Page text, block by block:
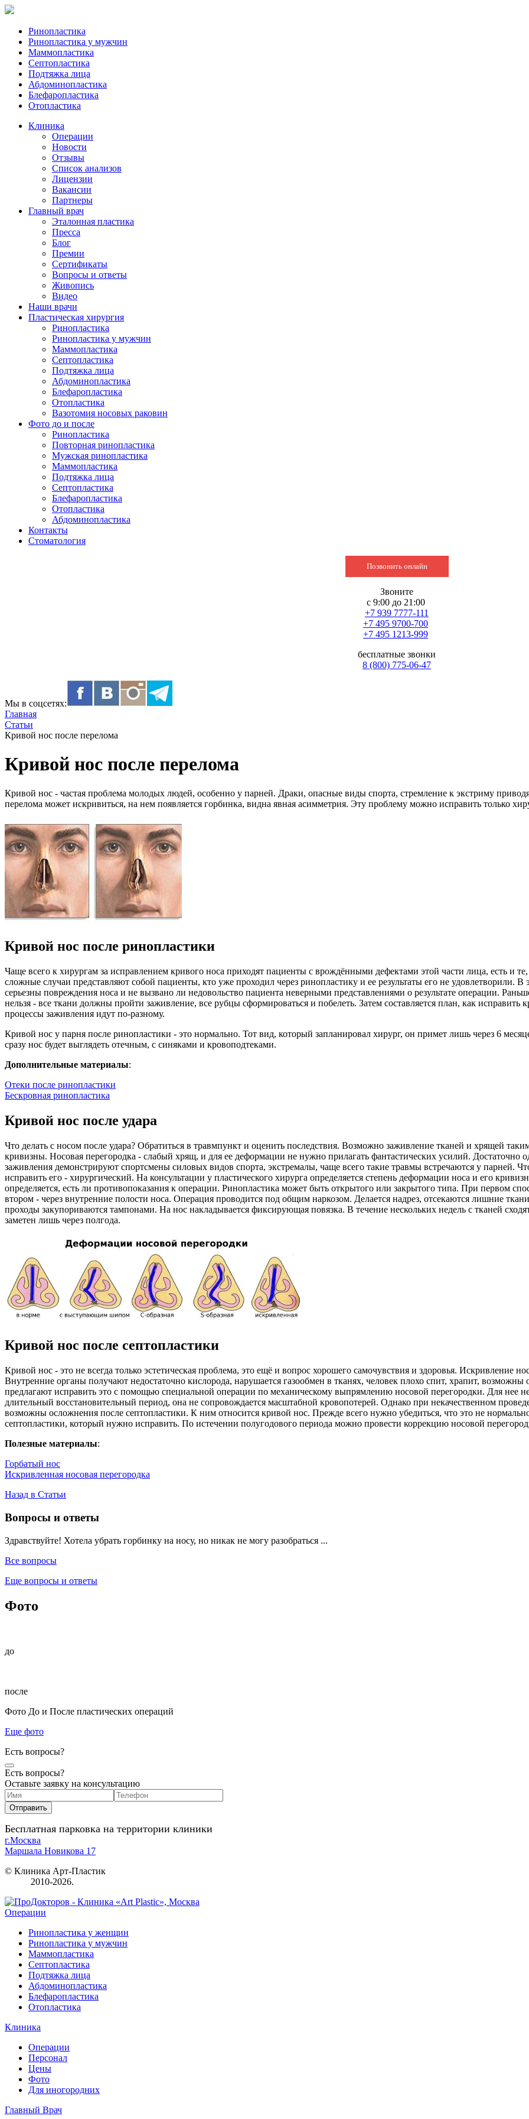
Ринопластика
Ринопластика у мужчин
Маммопластика
Септопластика
Подтяжка лица
Абдоминопластика
Блефаропластика
Отопластика
Клиника
Операции
Новости
Отзывы
Список анализов
Лицензии
Вакансии
Партнеры
Главный врач
Эталонная пластика
Пресса
Блог
Премии
Сертификаты
Вопросы и ответы
Живопись
Видео
Наши врачи
Пластическая хирургия
Ринопластика
Ринопластика у мужчин
Маммопластика
Септопластика
Подтяжка лица
Абдоминопластика
Блефаропластика
Отопластика
Вазотомия носовых раковин
Фото до и после
Ринопластика
Повторная ринопластика
Мужская ринопластика
Маммопластика
Подтяжка лица
Септопластика
Блефаропластика
Отопластика
Абдоминопластика
Контакты
Стоматология
Позвонить онлайн
Звоните
с 9:00 до 21:00
+7 939 7777-111
+7 495 9700-700
+7 495 1213-999
бесплатные звонки
8 (800) 775-06-47
Мы в соцсетях:
Главная
Статьи
Кривой нос после перелома
Кривой нос после перелома
Кривой нос - частая проблема молодых людей, особенно у парней. Драки, опасные виды спорта, стремление к экстриму
перелома может искривиться, на нем появляется горбинка, видна явная асимметрия. Эту проблему можно исправить только
Кривой нос после ринопластики
Чаще всего к хирургам за исправлением кривого носа приходят пациенты с врождёнными дефектами этой части лица, есть и те,
сложные случаи представляют собой пациенты, кто уже проходил через ринопластику и ее результаты его не удовлетворили. В
серьезны повреждения носа и не вызвано ли недовольство пациента неверными представлениями о результате операции.
нельзя - все ткани должны пройти заживление, все рубцы сформироваться и побелеть. Затем составляется план, как
процессы заживления идут по-разному.
Кривой нос у парня после ринопластики - это нормально. Тот вид, который запланировал хирург, он примет лишь через 6
сразу нос будет выглядеть отечным, с синяками и кровоподтеками.
Дополнительные материалы:
Отеки после ринопластики
Бескровная ринопластика
Кривой нос после удара
Что делать с носом после удара? Обратиться в травмпункт и оценить последствия. Возможно заживление тканей и хрящей
кривизны. Носовая перегородка - слабый хрящ, и для ее деформации не нужно прилагать фантастических усилий. Достаточно
заживления демонстрируют спортсмены силовых видов спорта, экстремалы, чаще всего такие травмы встречаются у парней.
исправить его - хирургический. На консультации у пластического хирурга определяется степень деформации носа и его
определяется, есть ли противопоказания к операции. Ринопластика может быть открытого или закрытого типа. При первом
втором - через внутренние полости носа. Операция проводится под общим наркозом. Делается надрез, отсекаются лишние
проходы закупориваются тампонами. На нос накладывается фиксирующая повязка. В течение нескольких недель с тканей
заметен лишь через полгода.
Кривой нос после септопластики
Кривой нос - это не всегда только эстетическая проблема, это ещё и вопрос хорошего самочувствия и здоровья. Искривление
Внутренние органы получают недостаточно кислорода, нарушается газообмен в тканях, человек плохо спит, храпит,
предлагают исправить это с помощью специальной операции по механическому выпрямлению носовой перегородки. Для нее
длительный восстановительный период, она не сопровождается масштабной кровопотерей. Однако при некачественном
возможны осложнения после септопластики. К ним относится кривой нос. Прежде всего нужно убедиться, что это не
септопластики, который нужно исправить. По истечении полугодового периода можно провести коррекцию носовой
Полезные материалы:
Горбатый нос
Искривленная носовая перегородка
Назад в Статьи
Вопросы и ответы
Здравствуйте! Хотела убрать горбинку на носу, но никак не могу разобраться ...
Все вопросы
Еще вопросы и ответы
Фото
до
после
Фото До и После пластических операций
Еще фото
Есть вопросы?
Есть вопросы?
Оставьте заявку на консультацию
Бесплатная парковка на территории клиники
г.Москва
Маршала Новикова 17
© Клиника Арт-Пластик
2010-2026.
Операции
Ринопластика у женщин
Ринопластика у мужчин
Маммопластика
Септопластика
Подтяжка лица
Абдоминопластика
Блефаропластика
Отопластика
Клиника
Операции
Персонал
Цены
Фото
Для иногородних
Главный Врач